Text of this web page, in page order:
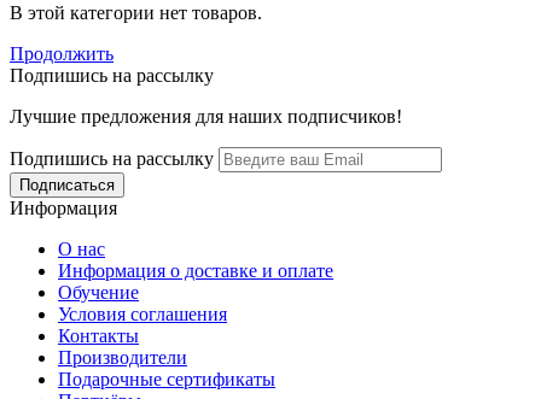
В этой категории нет товаров.
Продолжить
Подпишись на рассылку
Лучшие предложения для наших подписчиков!
Подпишись на рассылку
Информация
О нас
Информация о доставке и оплате
Обучение
Условия соглашения
Контакты
Производители
Подарочные сертификаты